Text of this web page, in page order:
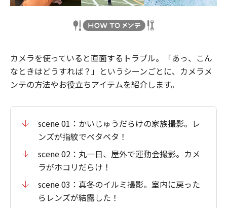
カメラを使っていると直面するトラブル。「あっ、こん
なときはどうすれば？」というシーンごとに、カメラメ
ンテの方法やお役立ちアイテムを紹介します。
scene 01：かいじゅうだらけの家族撮影。レ
ンズが指紋でベタベタ！
scene 02：丸一日、屋外で運動会撮影。カメ
ラがホコリだらけ！
scene 03：真冬のイルミ撮影。室内に戻った
らレンズが結露した！